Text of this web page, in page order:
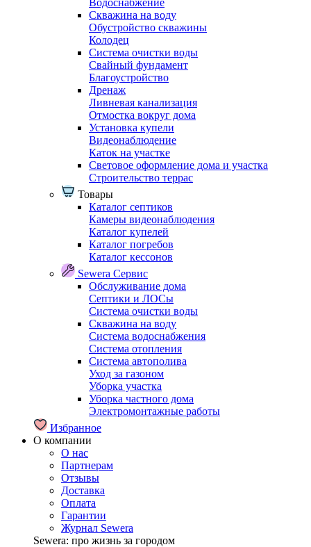
Водоснабжение
Скважина на воду
Обустройство скважины
Колодец
Система очистки воды
Свайный фундамент
Благоустройство
Дренаж
Ливневая канализация
Отмостка вокруг дома
Установка купели
Видеонаблюдение
Каток на участке
Световое оформление дома и участка
Строительство террас
Товары
Каталог септиков
Камеры видеонаблюдения
Каталог купелей
Каталог погребов
Каталог кессонов
Sewera Сервис
Обслуживание дома
Септики и ЛОСы
Система очистки воды
Скважина на воду
Система водоснабжения
Система отопления
Система автополива
Уход за газоном
Уборка участка
Уборка частного дома
Электромонтажные работы
Избранное
О компании
О нас
Партнерам
Отзывы
Доставка
Оплата
Гарантии
Журнал Sewera
Sewera: про жизнь за городом